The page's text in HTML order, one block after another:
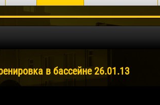
в бассейне 26.01.13